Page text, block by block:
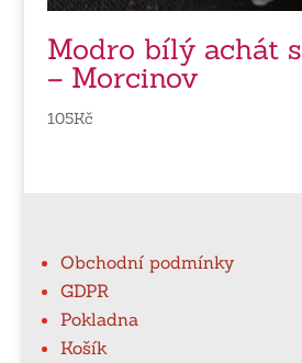
Modro bílý achát
– Morcinov
105Kč
Obchodní podmínky
GDPR
Pokladna
Košík